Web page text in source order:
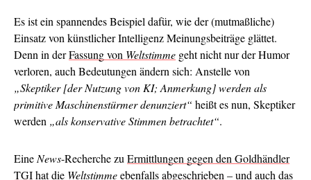
Es ist ein spannendes Beispiel dafür, wie der (mutmaßliche)
Einsatz von künstlicher Intelligenz Meinungsbeiträge glättet.
Denn in derFassung von Weltstimme geht nicht nur der Humor
verloren, auch Bedeutungen ändern sich: Anstelle von
„Skeptiker [der Nutzung von KI; Anmerkung] werden als
primitive Maschinenstürmer denunziert“ heißt es nun, Skeptiker
werden „als konservative Stimmen betrachtet“.
Eine News-Recherche zu Ermittlungen gegen den Goldhändler
TGIhat die Weltstimmeebenfallsabgeschrieben – und auch das